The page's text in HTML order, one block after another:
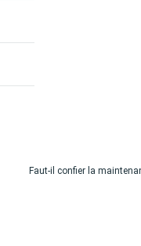
Faut-il confier la